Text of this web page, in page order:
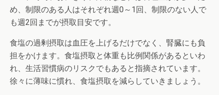
め、制限のある人はそれぞれ週0～1回、制限のない人で
も週2回までが摂取目安です。
食塩の過剰摂取は血圧を上げるだけでなく、腎臓にも負
担をかけます。食塩摂取と体重も比例関係があるといわ
れ、生活習慣病のリスクでもあると指摘されています。
徐々に薄味に慣れ、食塩摂取を減らしていきましょう。